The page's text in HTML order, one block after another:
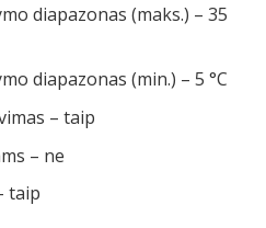
diapazonas (maks.) – 35
diapazonas (min.) – 5 °C
– taip
– ne
taip